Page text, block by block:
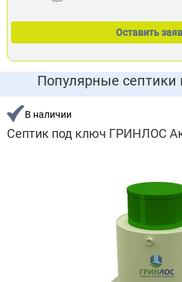
Популярные септики
В наличии
Септик под ключ ГРИНЛОС